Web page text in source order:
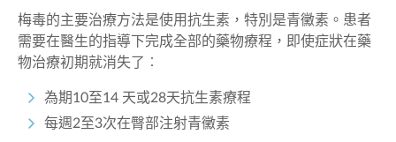
梅毒的主要治療方法是使用抗生素，特別是青黴素。患者
需要在醫生的指導下完成全部的藥物療程，即使症狀在藥
物治療初期就消失了︰
為期10至14 天或28天抗生素療程
每週2至3次在臀部注射青黴素